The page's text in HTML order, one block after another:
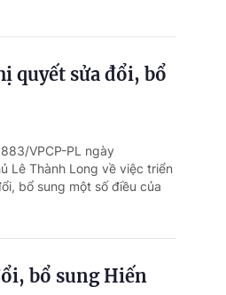
quyết sửa đổi, bổ
VPCP-PL ngày
Lê Thành Long về việc triển
bổ sung một số điều của
bổ sung Hiến